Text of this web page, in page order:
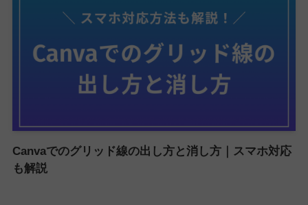
Canvaでのグリッド線の出し方と消し方｜スマホ対応
も解説